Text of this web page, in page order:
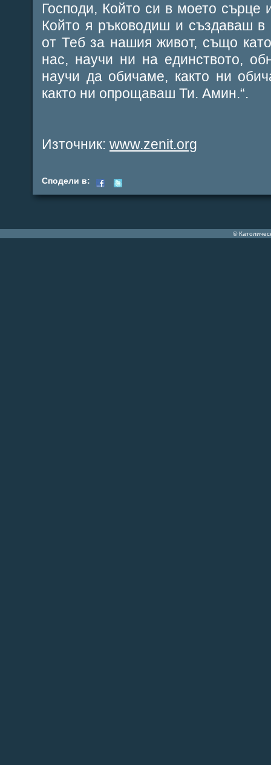
Господи, Който си в моето сърце
Който я ръководиш и създаваш
от Теб за нашия живот, също
нас, научи ни на единството,
научи да обичаме, както ни
както ни опрощаваш Ти. Амин.“.
Източник: www.zenit.org
Сподели в:
©